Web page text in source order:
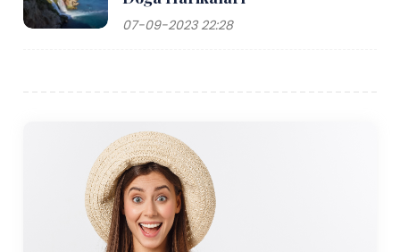
07-09-2023 22:28